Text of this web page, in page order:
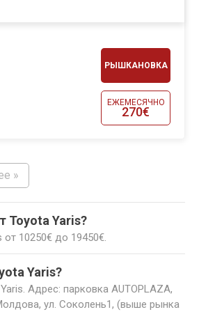
РЫШКАНОВКА
ЕЖЕМЕСЯЧНО
270€
»
Toyota Yaris?
10250€ до 19450€.
Yaris?
Адрес: парковка AUTOPLAZA,
ул. Соколень1, (выше рынка